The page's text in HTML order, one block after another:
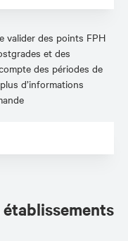
valider des points FPH
et des
des périodes de
d’informations